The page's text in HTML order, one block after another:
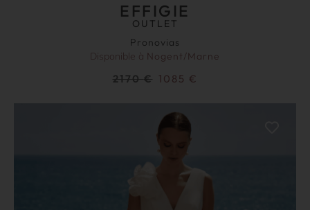
EFFIGIE
OUTLET
Pronovias
Disponible à Nogent/Marne
2170€ 1085 €